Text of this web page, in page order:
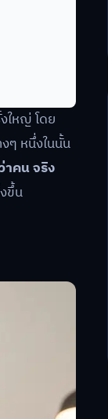
ใหญ่ โดย
ๆ หนึ่งในนั้น
คน จริง
ขึ้น